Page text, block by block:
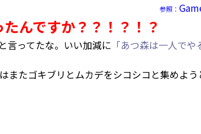
参照：
んですか？？！？！？
言ってたな。いい加減に 「あつ森は一人でや
またゴキブリとムカデをシコシコと集めよう